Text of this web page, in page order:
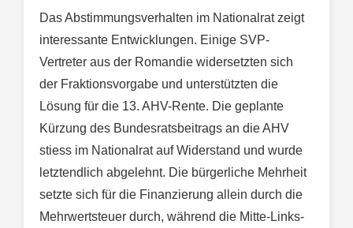
Das Abstimmungsverhalten im Nationalrat zeigt
interessante Entwicklungen. Einige SVP-
Vertreter aus der Romandie widersetzten sich
der Fraktionsvorgabe und unterstützten die
Lösung für die 13. AHV-Rente. Die geplante
Kürzung des Bundesratsbeitrags an die AHV
stiess im Nationalrat auf Widerstand und wurde
letztendlich abgelehnt. Die bürgerliche Mehrheit
setzte sich für die Finanzierung allein durch die
Mehrwertsteuer durch, während die Mitte-Links-